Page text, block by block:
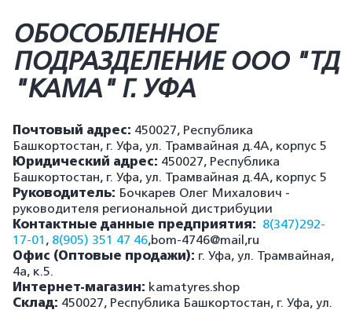
ОБОСОБЛЕННОЕ
ПОДРАЗДЕЛЕНИЕ ООО "ТД
"КАМА" Г. УФА
Почтовый адрес: 450027, Республика
Башкортостан, г. Уфа, ул. Трамвайная д.4А, корпус 5
Юридический адрес: 450027, Республика
Башкортостан, г. Уфа, ул. Трамвайная д.4А, корпус 5
Руководитель: Бочкарев Олег Михалович -
руководителя региональной дистрибуции
Контактные данные предприятия: 8(347)292-
17-01 , 8(905) 351 47 46,bom-4746@mail,ru
Офис (Оптовые продажи): г. Уфа, ул. Трамвайная,
4а, к.5.
Интернет-магазин: kamatyres.shop
Склад: 450027, Республика Башкортостан, г. Уфа, ул.